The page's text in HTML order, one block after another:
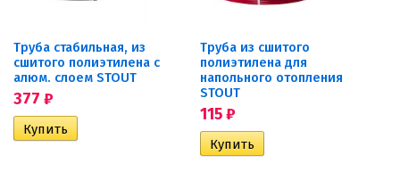
Труба стабильная, из
сшитого полиэтилена с
алюм. слоем STOUT
377 ₽
Труба из сшитого
полиэтилена для
напольного отопления
STOUT
115₽